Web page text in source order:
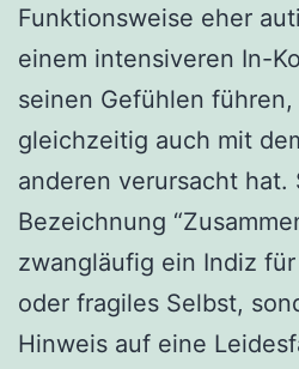
Funktionsweise eher
einem intensiveren In-
seinen Gefühlen
gleichzeitig auch mit
anderen verursacht hat.
Bezeichnung
zwangläufig ein Indiz
oder fragiles Selbst,
Hinweis auf eine